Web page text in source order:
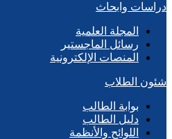
دراسات وابحاث
المجلة العلمية
رسائل الماجستير
المنصات الإلكترونية
شئون الطلاب
بوابة الطالب
دليل الطالب
اللوائح والأنظمة